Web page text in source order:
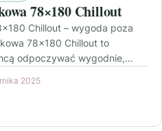
78×180 Chillout
Chillout – wygoda poza
78×180 Chillout to
odpoczywać wygodnie,
2025